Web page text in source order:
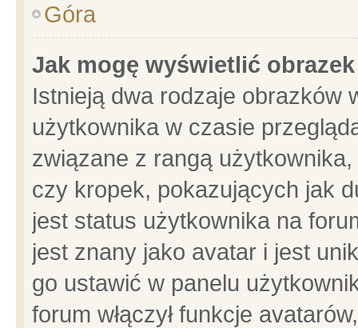
Góra
Jak mogę wyświetlić
Istnieją dwa rodzaje obrazków
użytkownika w czasie
związane z rangą
czy kropek, pokazujących jak
jest status użytkownika na
jest znany jako avatar i jest
go ustawić w panelu
forum włączył funkcje